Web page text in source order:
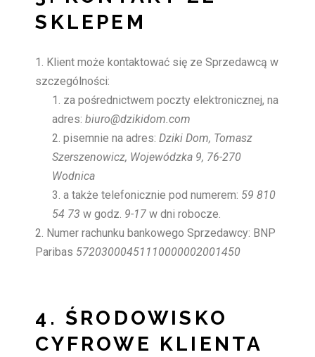
SKLEPEM
Klient może kontaktować się ze Sprzedawcą w
szczególności:
za pośrednictwem poczty elektronicznej, na
adres:biuro@dzikidom.com
pisemnie na adres:Dziki Dom, Tomasz
Szerszenowicz, Wojewódzka 9, 76-270
Wodnica
a także telefonicznie pod numerem: 59 810
54 73w godz. 9-17 w dni robocze.
Numer rachunku bankowego Sprzedawcy: BNP
Paribas 57203000451110000002001450
4. ŚRODOWISKO
CYFROWE KLIENTA